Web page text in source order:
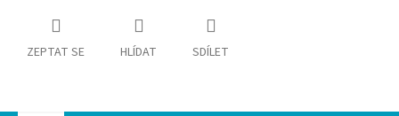
ZEPTAT SE HLÍDAT SDÍLET